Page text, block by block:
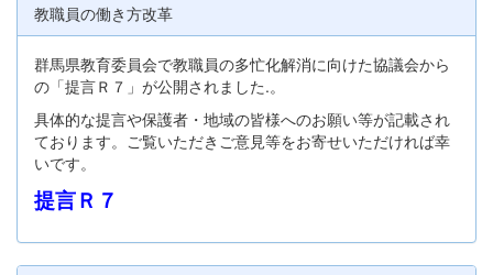
教職員の働き方改革
群馬県教育委員会で教職員の多忙化解消に向けた協議会から
の「提言Ｒ７」が公開されました.。
具体的な提言や保護者・地域の皆様へのお願い等が記載され
ております。ご覧いただきご意見等をお寄せいただければ幸
いです。
提言Ｒ７